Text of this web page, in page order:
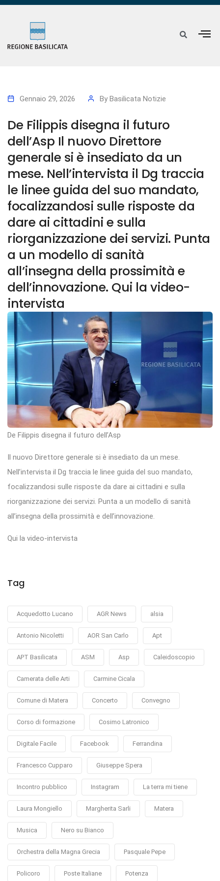
Gennaio 29, 2026 By Basilicata Notizie
De Filippis disegna il futuro
dell’Asp Il nuovo Direttore
generale si è insediato da un
mese. Nell’intervista il Dg traccia
le linee guida del suo mandato,
focalizzandosi sulle risposte da
dare ai cittadini e sulla
riorganizzazione dei servizi. Punta
a un modello di sanità
all’insegna della prossimità e
dell’innovazione. Qui la video-
intervista
De Filippis disegna il futuro dell’Asp
Il nuovo Direttore generale si è insediato da un mese.
Nell’intervista il Dg traccia le linee guida del suo mandato,
focalizzandosi sulle risposte da dare ai cittadini e sulla
riorganizzazione dei servizi. Punta a un modello di sanità
all’insegna della prossimità e dell’innovazione.
Qui la video-intervista
Tag
Acquedotto Lucano AGR News alsia
Antonio Nicoletti AOR San Carlo Apt
APT Basilicata ASM Asp Caleidoscopio
Camerata delle Arti Carmine Cicala
Comune di Matera Concerto Convegno
Corso di formazione Cosimo Latronico
Digitale Facile Facebook Ferrandina
Francesco Cupparo Giuseppe Spera
Incontro pubblico Instagram La terra mi tiene
Laura Mongiello Margherita Sarli Matera
Musica Nero su Bianco
Orchestra della Magna Grecia Pasquale Pepe
Policoro Poste Italiane Potenza